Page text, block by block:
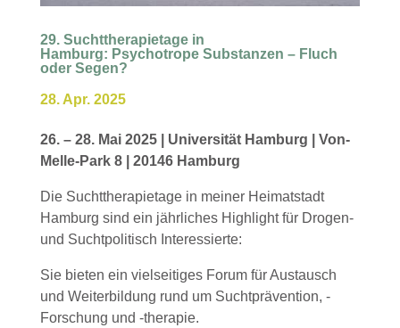
29. Suchttherapietage in
Hamburg: Psychotrope Substanzen – Fluch
oder Segen?
28. Apr. 2025
26. – 28. Mai 2025 | Universität Hamburg | Von-
Melle-Park 8 | 20146 Hamburg
Die Suchttherapietage in meiner Heimatstadt
Hamburg sind ein jährliches Highlight für Drogen-
und Suchtpolitisch Interessierte:
Sie bieten ein vielseitiges Forum für Austausch
und Weiterbildung rund um Suchtprävention, -
Forschung und -therapie.